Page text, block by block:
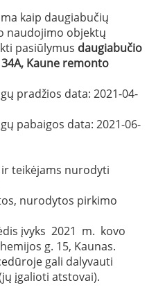
kaip daugiabučių
naudojimo objektų
pasiūlymus daugiabučio
, Kaune remonto
pradžios data: 2021-04-
pabaigos data: 2021-06-
ir teikėjams nurodyti
nurodytos pirkimo
įvyks 2021 m. kovo
g. 15, Kaunas.
gali dalyvauti
įgalioti atstovai).